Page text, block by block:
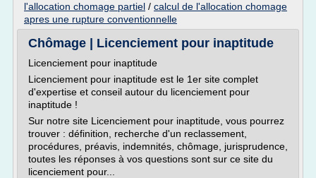
l'allocation chomage partiel / calcul de l'allocation chomage
apres une rupture conventionnelle
Chômage | Licenciement pour inaptitude
Licenciement pour inaptitude
Licenciement pour inaptitude est le 1er site complet
d'expertise et conseil autour du licenciement pour
inaptitude !
Sur notre site Licenciement pour inaptitude, vous pourrez
trouver : définition, recherche d'un reclassement,
procédures, préavis, indemnités, chômage, jurisprudence,
toutes les réponses à vos questions sont sur ce site du
licenciement pour...